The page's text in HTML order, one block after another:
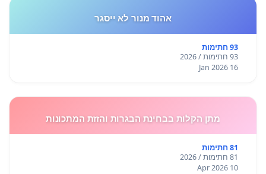
אהוד מנור לא ייסגר
93 חתימות
93 חתימות / 2026
16 Jan 2026
מתן הקלות בבחינת הבגרות והזזת המתכונות
81 חתימות
81 חתימות / 2026
10 Apr 2026